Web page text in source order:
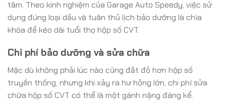
tâm. Theo kinh nghiệm của Garage Auto Speedy, việc sử
dụng đúng loại dầu và tuân thủ lịch bảo dưỡng là chìa
khóa để kéo dài tuổi thọ hộp số CVT.
Chi phí bảo dưỡng và sửa chữa
Mặc dù không phải lúc nào cũng đắt đỏ hơn hộp số
truyền thống, nhưng khi xảy ra hư hỏng lớn, chi phí sửa
chữa hộp số CVT có thể là một gánh nặng đáng kể.